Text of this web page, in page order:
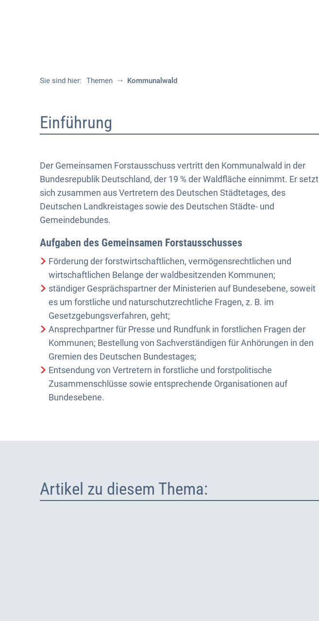
Sie sind hier: Themen Kommunalwald
Kommunalwald
Einführung
Der Gemeinsamen Forstausschuss vertritt den Kommunalwald in der
Bundesrepublik Deutschland, der 19 % der Waldfläche einnimmt. Er setzt
sich zusammen aus Vertretern des Deutschen Städtetages, des
Deutschen Landkreistages sowie des Deutschen Städte- und
Gemeindebundes.
Aufgaben des Gemeinsamen Forstausschusses
Förderung der forstwirtschaftlichen, vermögensrechtlichen und
wirtschaftlichen Belange der waldbesitzenden Kommunen;
ständiger Gesprächspartner der Ministerien auf Bundesebene, soweit
es um forstliche und naturschutzrechtliche Fragen, z. B. im
Gesetzgebungsverfahren, geht;
Ansprechpartner für Presse und Rundfunk in forstlichen Fragen der
Kommunen; Bestellung von Sachverständigen für Anhörungen in den
Gremien des Deutschen Bundestages;
Entsendung von Vertretern in forstliche und forstpolitische
Zusammenschlüsse sowie entsprechende Organisationen auf
Bundesebene.
Artikel zu diesem Thema: